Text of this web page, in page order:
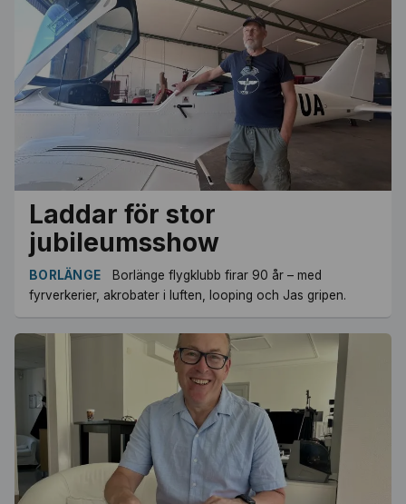
Laddar för stor
jubileumsshow
BORLÄNGE
Borlänge flygklubb firar 90 år – med
fyrverkerier, akrobater i luften, looping och Jas gripen.